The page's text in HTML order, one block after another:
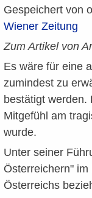
Gespeichert von
Wiener Zeitung
Zum Artikel von
Es wäre für eine
zumindest zu
bestätigt werden.
Mitgefühl am
wurde.
Unter seiner
Österreichern"
Österreichs